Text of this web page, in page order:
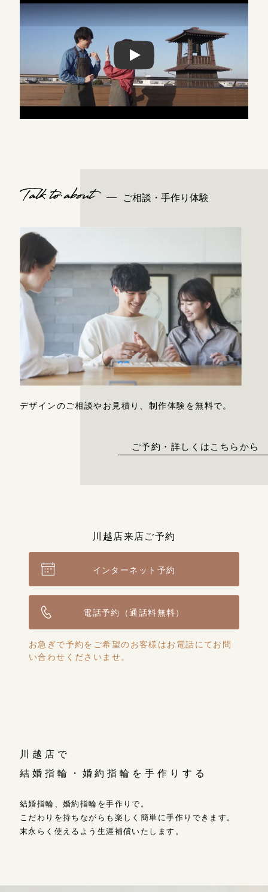
埼玉 川越店の工房の様子
Talk to about ご相談・手作り体験
デザインのご相談やお見積り、制作体験を無料で。
ご予約・詳しくはこちらから
川越店来店ご予約
インターネット予約
電話予約（通話料無料）
お急ぎで予約をご希望のお客様はお電話にてお問
い合わせくださいませ。
川越店で
結婚指輪・婚約指輪を手作りする
結婚指輪、婚約指輪を手作りで。
こだわりを持ちながらも楽しく簡単に手作りできます。
末永らく使えるよう生涯補償いたします。